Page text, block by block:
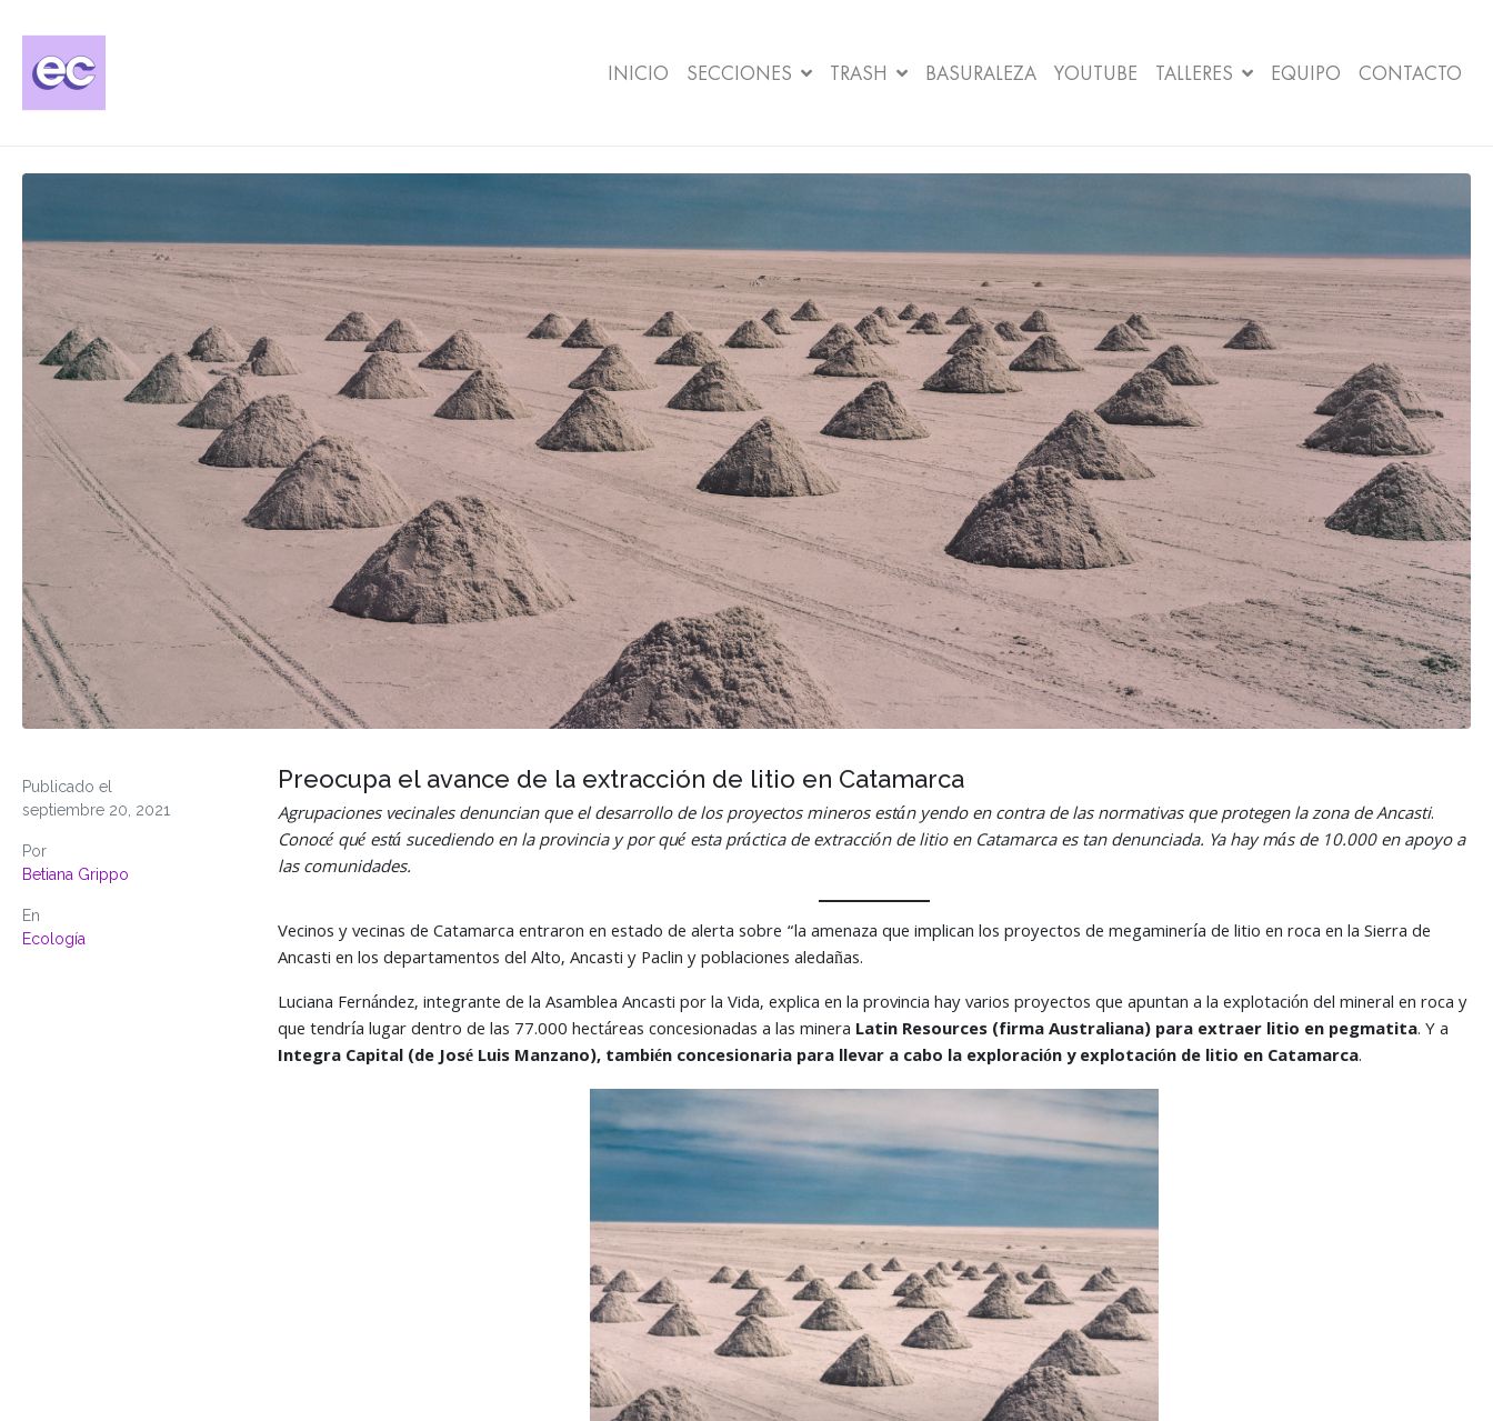
INICIO SECCIONES TRASH BASURALEZA YOUTUBE TALLERES EQUIPO CONTACTO
Publicado el
septiembre 20, 2021
Por
Betiana Grippo
En
Ecología
Preocupa el avance de la extracción de litio en Catamarca
Agrupaciones vecinales denuncian que el desarrollo delos proyectos mineros están yendo en contra de las normativas que protegen la zona de Ancasti.
Conocé qué está sucediendo en la provincia y por qué esta práctica de extracción de litio en Catamarca es tan denunciada. Ya hay más de 10.000 en apoyo a
las comunidades.
Vecinos y vecinas de Catamarca entraron en estado de alerta sobre “la amenaza que implican los proyectos de megaminería de litio en roca en la Sierra de
Ancasti en los departamentos del Alto, Ancasti y Paclin y poblaciones aledañas.
Luciana Fernández, integrante de la Asamblea Ancasti por la Vida, explica en la provincia hay varios proyectos que apuntan a la explotación del mineral en roca y
que tendría lugar dentro de las 77.000 hectáreas concesionadas a las minera Latin Resources (firma Australiana) para extraer litio en pegmatita. Y a
Integra Capital (de José Luis Manzano), también concesionaria para llevar a cabo la exploración y explotación de litio en Catamarca.